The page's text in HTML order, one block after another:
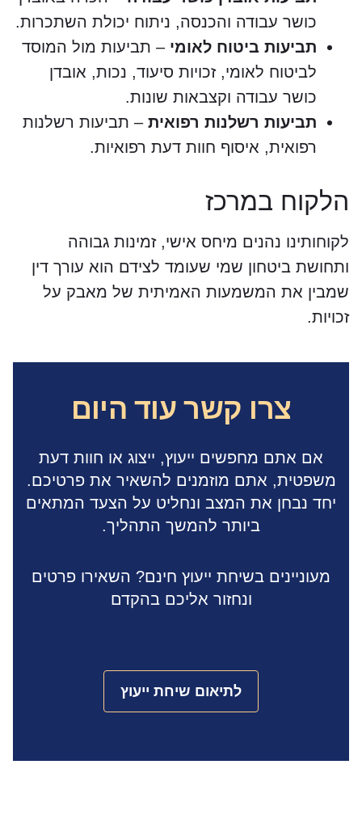
כושר עבודה והכנסה, ניתוח יכולת השתכרות.
תביעות ביטוח לאומי – תביעות מול המוסד
לביטוח לאומי, זכויות סיעוד, נכות, אובדן
כושר עבודה וקצבאות שונות.
תביעות רשלנות רפואית – תביעות רשלנות
רפואית, איסוף חוות דעת רפואיות.
הלקוח במרכז
לקוחותינו נהנים מיחס אישי, זמינות גבוהה
ותחושת ביטחון שמי שעומד לצידם הוא עורך דין
שמבין את המשמעות האמיתית של מאבק על
זכויות.
צרו קשר עוד היום
אם אתם מחפשים ייעוץ, ייצוג או חוות דעת
משפטית, אתם מוזמנים להשאיר את פרטיכם.
יחד נבחן את המצב ונחליט על הצעד המתאים
ביותר להמשך התהליך.
מעוניינים בשיחת ייעוץ חינם? השאירו פרטים
ונחזור אליכם בהקדם
לתיאום שיחת ייעוץ